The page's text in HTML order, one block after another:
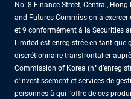
No. 8 Finance Street, Central,
and Futures Commission à exercer
et 9 conformément à la Securities
Limited est enregistrée en tant
discrétionnaire transfrontalier
Commission of Korea (n°
d'investissement et services de
personnes à qui l'offre de ces